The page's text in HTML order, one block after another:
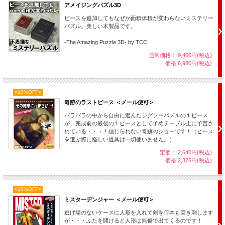
アメイジングパズル3D
ピースを追加してもなぜか面積体積が変わらないミステリー
パズル。美しい木製品です。
-The Amazing Puzzle 3D- by TCC
通常価格： 9,400円(税込)
価格:6,980円(税込)
<10%OFF>
奇跡のラストピース ＜メール便可＞
バラバラの中から自由に選んだジグソーパズルの１ピース
が、完成前の最後の１ピースとして予めテーブル上に予言さ
れている・・・！信じられない奇跡のショーです！（ピース
を選ぶ際に怪しい道具は一切使いません。）
定価： 2,640円(税込)
価格:2,376円(税込)
<10%OFF>
ミスターデンジャー ＜メール便可＞
逃げ場のないケースに人形を入れて剣を何本も突き刺します
が・・・ふたを開けると人形は無傷で出てくるのです！